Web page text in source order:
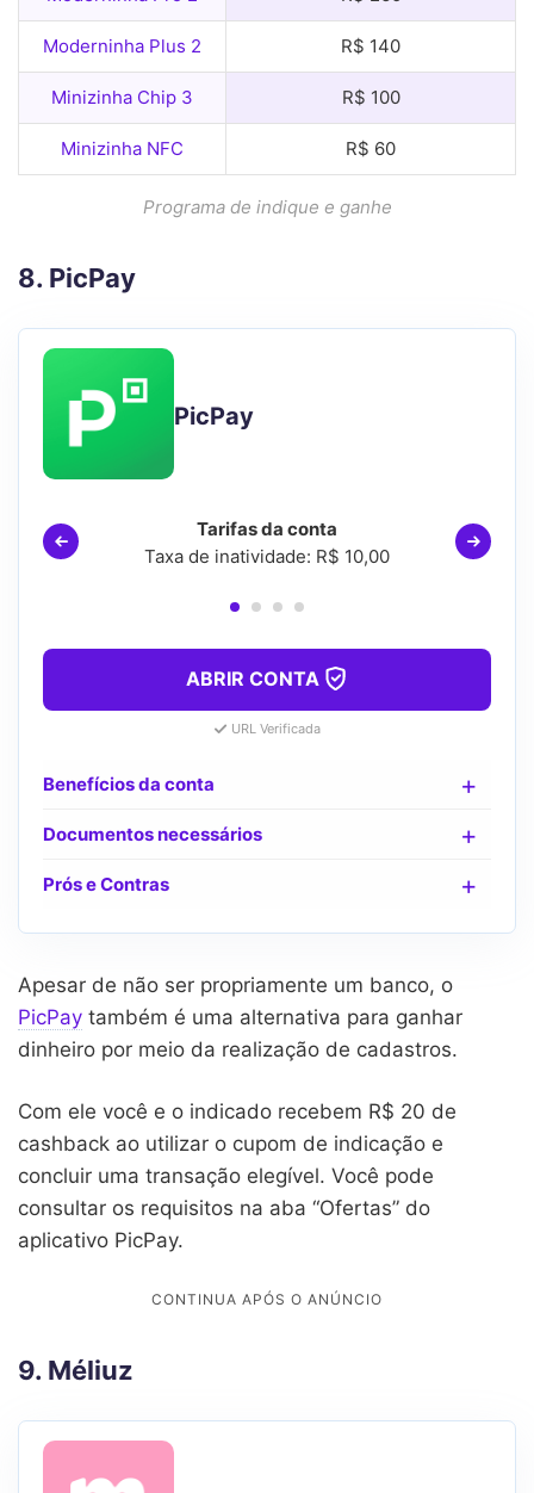
Moderninha Plus 2 R$ 140
Minizinha Chip 3 R$ 100
Minizinha NFC R$ 60
Programa de indique e ganhe
8. PicPay
PicPay
Tarifas da conta
Taxa de inatividade: R$ 10,00
ABRIR CONTA
URL Verificada
Benefícios da conta
Documentos necessários
Prós e Contras
Apesar de não ser propriamente um banco, o
PicPay também é uma alternativa para ganhar
dinheiro por meio da realização de cadastros.
Com ele você e o indicado recebem R$ 20 de
cashback ao utilizar o cupom de indicação e
concluir uma transação elegível. Você pode
consultar os requisitos na aba “Ofertas” do
aplicativo PicPay.
9. Méliuz